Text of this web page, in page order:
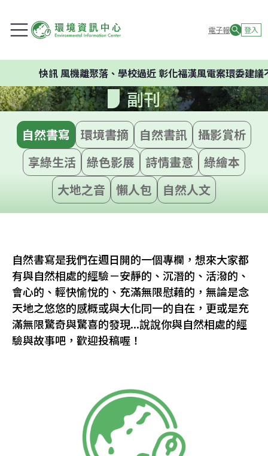
電子報 登入
快訊風機離聚落、學校過近 彰化福漢風電案環委建議不
副刊
自然書寫 環境書摘 自然書訊
攝影賞析
享綠生活
綠色影展 詩情畫意
綠繪本
大地之音
懶人包 自然人文
自然書寫是我們在週日開的一個專欄，想來大家都
有與自然相處的經驗－安靜的、沉潛的、活潑的、
會心的、輕快愉悅的、充滿無限慰藉的，無論是念
天地之悠悠的感概或與大化同一的自在，更或是充
滿無限驚奇與驚喜的發現...說說你與自然相處的經
驗與故事吧，歡迎投稿喔！